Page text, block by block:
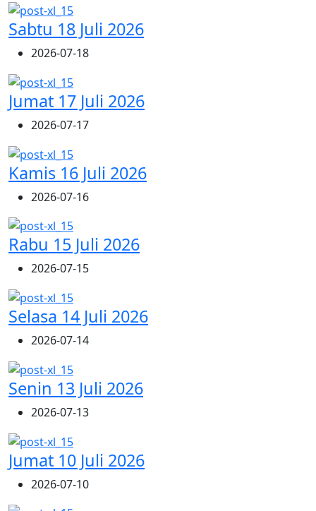
Sabtu 18 Juli 2026
2026-07-18
Jumat 17 Juli 2026
2026-07-17
Kamis 16 Juli 2026
2026-07-16
Rabu 15 Juli 2026
2026-07-15
Selasa 14 Juli 2026
2026-07-14
Senin 13 Juli 2026
2026-07-13
Jumat 10 Juli 2026
2026-07-10